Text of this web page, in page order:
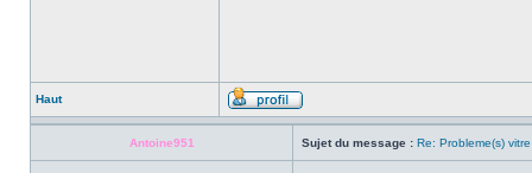
Haut
Antoine951 Sujet du message : Re: Probleme(s)